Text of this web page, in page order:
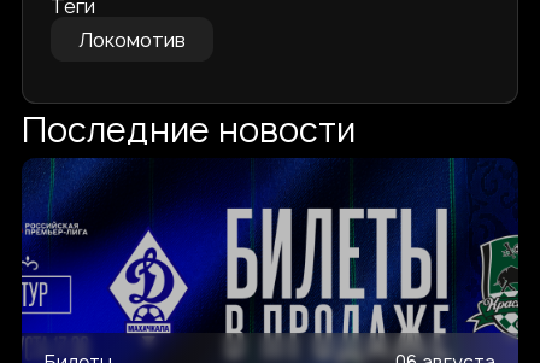
Теги
Локомотив
Последние новости